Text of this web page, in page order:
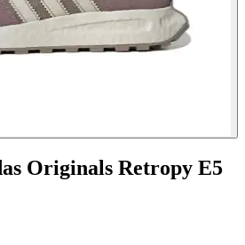
Originals Retropy E5